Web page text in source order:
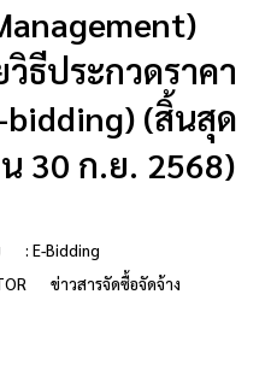
ธีประกวดราคา
(สิ้นสุด
30 ก.ย. 2568)
: E-Bidding
ข่าวสารจัดซื้อจัดจ้าง